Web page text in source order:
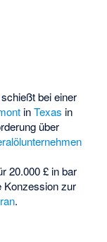
bei einer
inTexas in
über
20.000 £ in bar
Konzession zur
.